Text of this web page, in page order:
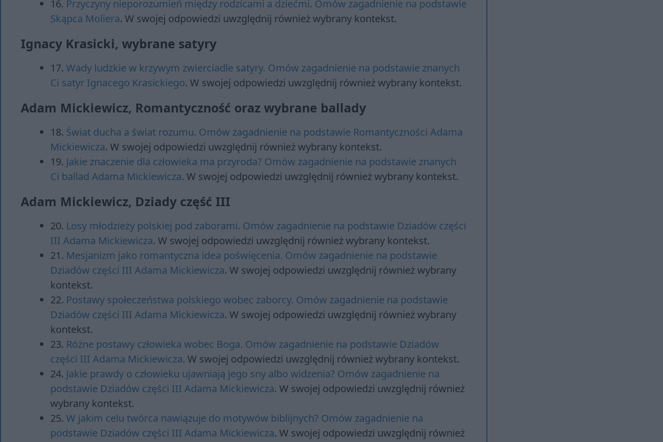
16. Przyczyny nieporozumień między rodzicami a dziećmi. Omów zagadnienie na podstawie
Skąpca Moliera. W swojej odpowiedzi uwzględnij również wybrany kontekst.
Ignacy Krasicki, wybrane satyry
17. Wady ludzkie w krzywym zwierciadle satyry. Omów zagadnienie na podstawie znanych
Ci satyr Ignacego Krasickiego. W swojej odpowiedzi uwzględnij również wybrany kontekst.
Adam Mickiewicz, Romantyczność oraz wybrane ballady
18. Świat ducha a świat rozumu. Omów zagadnienie na podstawie Romantyczności Adama
Mickiewicza. W swojej odpowiedzi uwzględnij również wybrany kontekst.
19. Jakie znaczenie dla człowieka ma przyroda? Omów zagadnienie na podstawie znanych
Ci ballad Adama Mickiewicza. W swojej odpowiedzi uwzględnij również wybrany kontekst.
Adam Mickiewicz, Dziady część III
20. Losy młodzieży polskiej pod zaborami. Omów zagadnienie na podstawie Dziadów części
III Adama Mickiewicza. W swojej odpowiedzi uwzględnij również wybrany kontekst.
21. Mesjanizm jako romantyczna idea poświęcenia. Omów zagadnienie na podstawie
Dziadów części III Adama Mickiewicza. W swojej odpowiedzi uwzględnij również wybrany
kontekst.
22. Postawy społeczeństwa polskiego wobec zaborcy. Omów zagadnienie na podstawie
Dziadów części III Adama Mickiewicza. W swojej odpowiedzi uwzględnij również wybrany
kontekst.
23. Różne postawy człowieka wobec Boga. Omów zagadnienie na podstawie Dziadów
części III Adama Mickiewicza. W swojej odpowiedzi uwzględnij również wybrany kontekst.
24. Jakie prawdy o człowieku ujawniają jego sny albo widzenia? Omów zagadnienie na
podstawie Dziadów części III Adama Mickiewicza. W swojej odpowiedzi uwzględnij również
wybrany kontekst.
25. W jakim celu twórca nawiązuje do motywów biblijnych? Omów zagadnienie na
podstawie Dziadów części III Adama Mickiewicza. W swojej odpowiedzi uwzględnij również